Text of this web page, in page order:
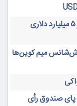
۲ ارز دیجیتال که در سال ۲۰۲۵ به ارزش بازار ۵ میلیارد دلاری
میم کوین‌ها
پای صندوق رأی